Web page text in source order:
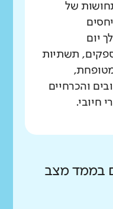
של
יום
תשתיות
והכרחיים
חיובי.
בממד מצב